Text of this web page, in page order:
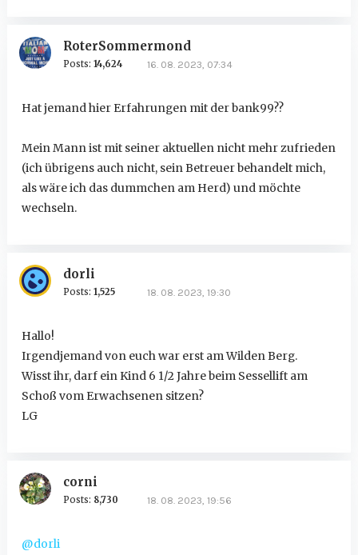
RoterSommermond
Posts: 14,624 16. 08. 2023, 07:34
Hat jemand hier Erfahrungen mit der bank99??
Mein Mann ist mit seiner aktuellen nicht mehr zufrieden
(ich übrigens auch nicht, sein Betreuer behandelt mich,
als wäre ich das dummchen am Herd) und möchte
wechseln.
dorli
Posts: 1,525 18. 08. 2023, 19:30
Hallo!
Irgendjemand von euch war erst am Wilden Berg.
Wisst ihr, darf ein Kind 6 1/2 Jahre beim Sessellift am
Schoß vom Erwachsenen sitzen?
LG
corni
Posts: 8,730 18. 08. 2023, 19:56
@dorli